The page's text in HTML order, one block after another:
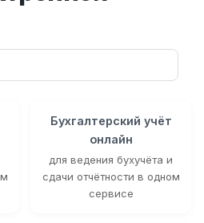
Бухгалтерский учёт
онлайн
для ведения бухучёта и
сдачи отчётности в одном
сервисе